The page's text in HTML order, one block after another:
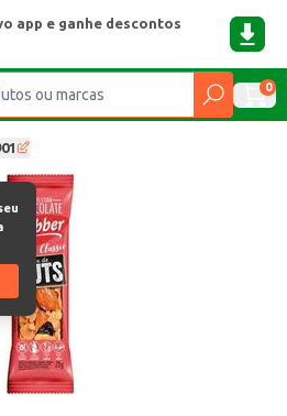
app e ganhe descontos
0